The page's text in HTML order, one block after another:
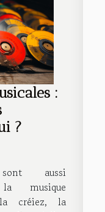
:
?
aussi
musique
créiez, la